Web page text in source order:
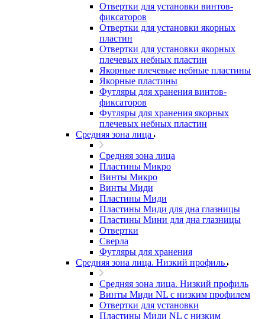
Отвертки для установки винтов-
фиксаторов
Отвертки для установки якорных
пластин
Отвертки для установки якорных
плечевых небных пластин
Якорные плечевые небные пластины
Якорные пластины
Футляры для хранения винтов-
фиксаторов
Футляры для хранения якорных
плечевых небных пластин
Средняя зона лица
Средняя зона лица
Пластины Микро
Винты Микро
Винты Миди
Пластины Миди
Пластины Миди для дна глазницы
Пластины Мини для дна глазницы
Отвертки
Сверла
Футляры для хранения
Средняя зона лица. Низкий профиль
Средняя зона лица. Низкий профиль
Винты Миди NL с низким профилем
Отвертки для установки
Пластины Миди NL с низким